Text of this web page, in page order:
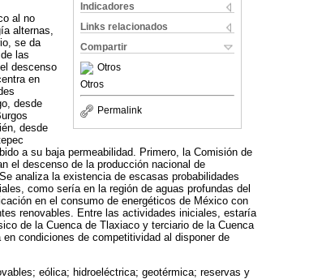
Indicadores
Links relacionados
Compartir
Otros
Otros
Permalink
al no
alternas,
se da
las
descenso
en
desde
desde
a su baja permeabilidad. Primero, la Comisión de
el descenso de la producción nacional de
analiza la existencia de escasas probabilidades
como sería en la región de aguas profundas del
en el consumo de energéticos de México con
renovables. Entre las actividades iniciales, estaría
de la Cuenca de Tlaxiaco y terciario de la Cuenca
condiciones de competitividad al disponer de
eólica; hidroeléctrica; geotérmica; reservas y